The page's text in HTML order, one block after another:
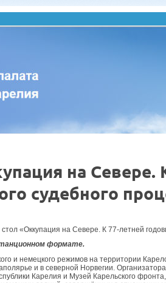
на
судебного
«Оккупация на Севере. К 77-летней
формате.
и немецкого режимов на территории
и в северной Норвегии.
Карелия и Музей Карельского